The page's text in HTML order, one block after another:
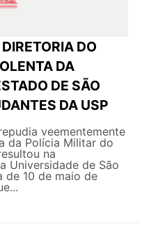
DO
DA
DE SÃO
DA USP
veementemente
da Polícia Militar do
na
Universidade de São
de 10 de maio de